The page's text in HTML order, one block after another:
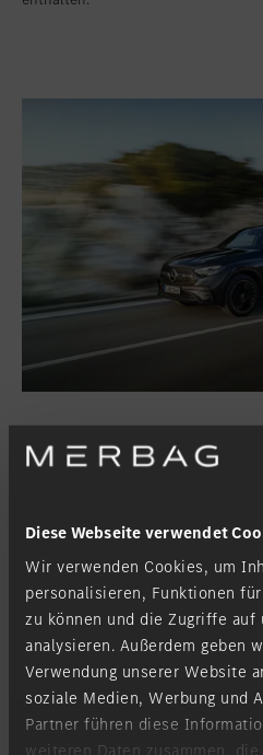
Diese Webseite verwendet
Wir verwenden Cookies, um
personalisieren, Funktionen
zu können und die Zugriffe auf
analysieren. Außerdem geben
Verwendung unserer Website
soziale Medien, Werbung und
Partner führen diese
weiteren Daten zusammen,
Auf verschiedenen
unterwegs.
befestigen oder unbefestigten
Agilität und dank serienmässigem
souveränem Vortrieb. Besonders
Hinterachslenkung (4,5 Grad) wird
agiler wie der SUV. Die
AIRMATIC Luftfederung angeboten.
gehört zum Serienumfang. Als
SUV Coupé auch rein elektrisch im